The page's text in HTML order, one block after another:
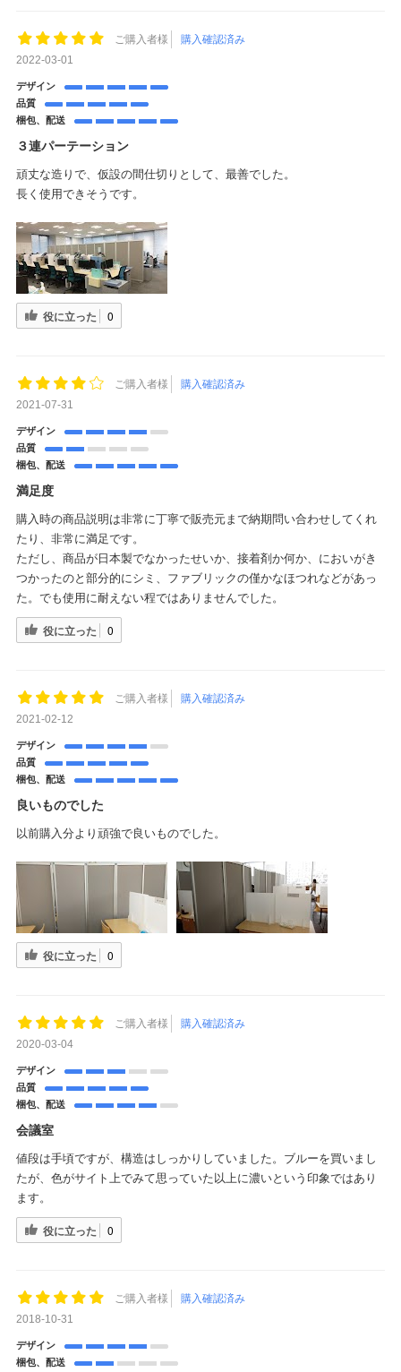
ご購入者様
購入確認済み
2022-03-01
デザイン
品質
梱包、配送
３連パーテーション
頑丈な造りで、仮設の間仕切りとして、最善でした。
長く使用できそうです。
役に立った 0
ご購入者様
購入確認済み
2021-07-31
デザイン
品質
梱包、配送
満足度
購入時の商品説明は非常に丁寧で販売元まで納期問い合わせしてくれ
たり、非常に満足です。
ただし、商品が日本製でなかったせいか、接着剤か何か、においがき
つかったのと部分的にシミ、ファブリックの僅かなほつれなどがあっ
た。でも使用に耐えない程ではありませんでした。
役に立った 0
ご購入者様
購入確認済み
2021-02-12
デザイン
品質
梱包、配送
良いものでした
以前購入分より頑強で良いものでした。
役に立った 0
ご購入者様
購入確認済み
2020-03-04
デザイン
品質
梱包、配送
会議室
値段は手頃ですが、構造はしっかりしていました。ブルーを買いまし
たが、色がサイト上でみて思っていた以上に濃いという印象ではあり
ます。
役に立った 0
ご購入者様
購入確認済み
2018-10-31
デザイン
梱包、配送